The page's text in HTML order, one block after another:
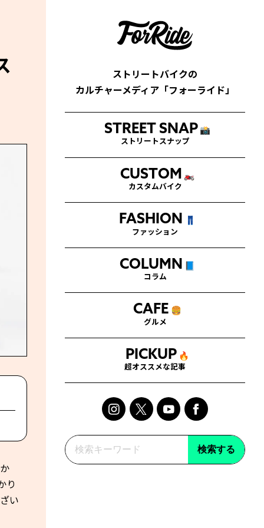
ストリートバイクの
カルチャーメディア「フォーライド」
STREET SNAP 📸
ストリートスナップ
CUSTOM 🏍
カスタムバイク
FASHION 👖
ファッション
COLUMN
コラム
CAFE 🍔
グルメ
PICKUP 🔥
超オススメな記事
検索する
り
い